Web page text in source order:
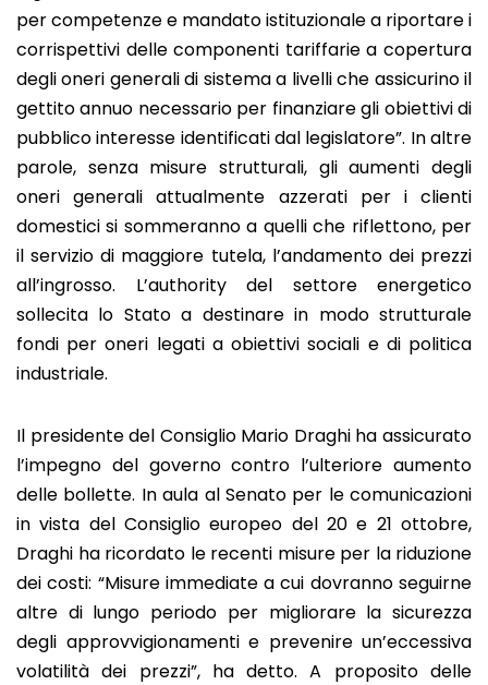
per competenze e mandato istituzionale a riportare i
corrispettivi delle componenti tariffarie a copertura
degli oneri generali di sistema a livelli che assicurino il
gettito annuo necessario per finanziare gli obiettivi di
pubblico interesse identificati dal legislatore”. In altre
parole, senza misure strutturali, gli aumenti degli
oneri generali attualmente azzerati per i clienti
domestici si sommeranno a quelli che riflettono, per
il servizio di maggiore tutela, l’andamento dei prezzi
all’ingrosso. L’authority del settore energetico
sollecita lo Stato a destinare in modo strutturale
fondi per oneri legati a obiettivi sociali e di politica
industriale.
Il presidente del Consiglio Mario Draghi ha assicurato
l’impegno del governo contro l’ulteriore aumento
delle bollette. In aula al Senato per le comunicazioni
in vista del Consiglio europeo del 20 e 21 ottobre,
Draghi ha ricordato le recenti misure per la riduzione
dei costi: “Misure immediate a cui dovranno seguirne
altre di lungo periodo per migliorare la sicurezza
degli approvvigionamenti e prevenire un’eccessiva
volatilità dei prezzi”, ha detto. A proposito delle